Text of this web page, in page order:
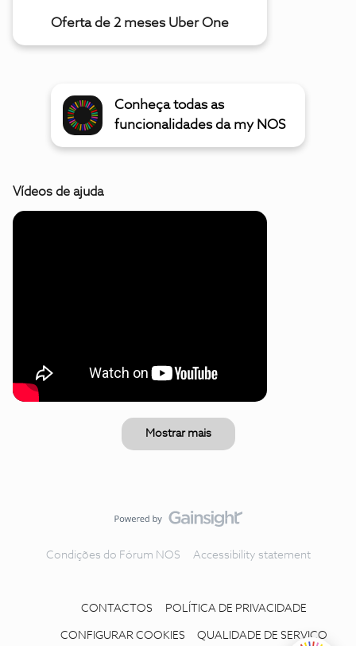
Oferta de 2 meses Uber One
Conheça todas as
funcionalidades da my NOS
Vídeos de ajuda
Mostrar mais
Condições do Fórum NOS Accessibility statement
CONTACTOS POLÍTICA DE PRIVACIDADE
CONFIGURAR COOKIES QUALIDADE DE SERVIÇO